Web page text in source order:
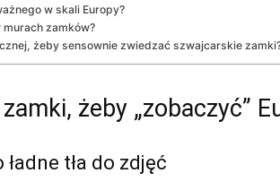
w skali Europy?
zamków?
żeby sensownie zwiedzać szwajcarskie
żeby „zobaczyć”
tła do zdjęć